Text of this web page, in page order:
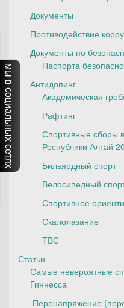
Документы
Противодействие
Документы по
Паспорта
Антидопинг
Академическая
Рафтинг
Спортивные сборы
Республики Алтай
Бильярдный спорт
Велосипедный
Спортивное
Скалолазание
ТВС
Статьи
Самые невероятные
Гиннесса
Перенапряжение
мы в социальных сетях